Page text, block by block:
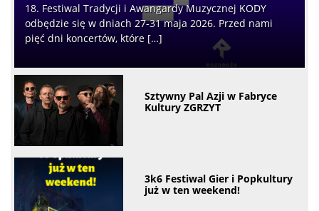
18. Festiwal Tradycji i Awangardy Muzycznej KODY
odbędzie się w dniach 27-31 maja 2026. Przed nami
pięć dni koncertów, które […]
Sztywny Pal Azji w Fabryce
Kultury ZGRZYT
3k6 Festiwal Gier i Popkultury
już w ten weekend!